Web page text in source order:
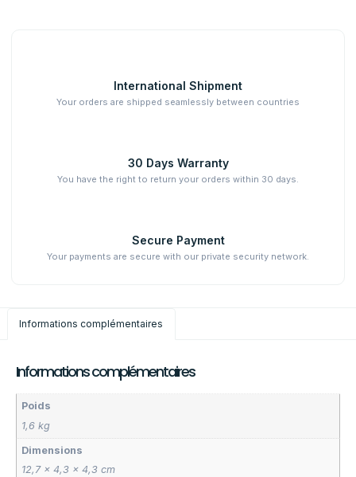
International Shipment
Your orders are shipped seamlessly between countries
30 Days Warranty
You have the right to return your orders within 30 days.
Secure Payment
Your payments are secure with our private security network.
Informations complémentaires
Informations complémentaires
Poids
1,6 kg
Dimensions
12,7 × 4,3 × 4,3 cm